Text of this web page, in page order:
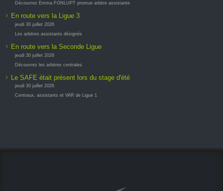
Découvrez Emma FONLUPT promue arbitre assistante
En route vers la Ligue 3
jeudi 30 juillet 2026
Les arbitres assistants désignés
En route vers la Seconde Ligue
jeudi 30 juillet 2026
Découvrez les arbitres centrales
Le SAFE était présent lors du stage d'été
jeudi 30 juillet 2026
Centraux, assistants et VAR de Ligue 1